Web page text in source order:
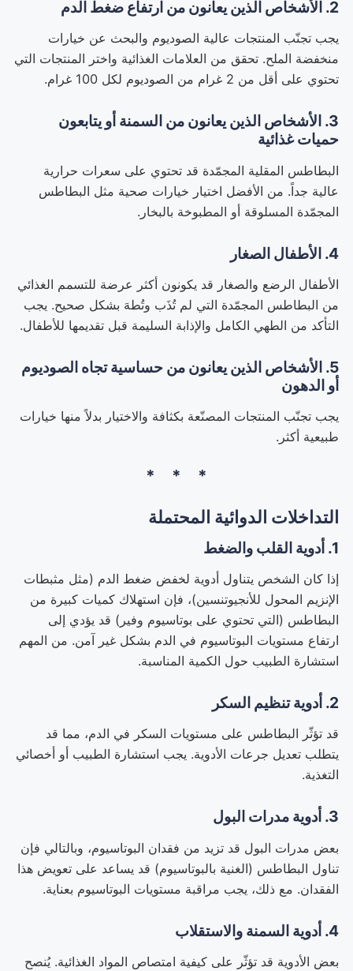
2. الأشخاص الذين يعانون من ارتفاع ضغط الدم
يجب تجنّب المنتجات عالية الصوديوم والبحث عن خيارات
منخفضة الملح. تحقق من العلامات الغذائية واختر المنتجات التي
تحتوي على أقل من 2 غرام من الصوديوم لكل 100 غرام.
3. الأشخاص الذين يعانون من السمنة أو يتابعون
حميات غذائية
البطاطس المقلية المجمّدة قد تحتوي على سعرات حرارية
عالية جداً. من الأفضل اختيار خيارات صحية مثل البطاطس
المجمّدة المسلوقة أو المطبوخة بالبخار.
4. الأطفال الصغار
الأطفال الرضع والصغار قد يكونون أكثر عرضة للتسمم الغذائي
من البطاطس المجمّدة التي لم تُذَب وتُطهَ بشكل صحيح. يجب
التأكد من الطهي الكامل والإذابة السليمة قبل تقديمها للأطفال.
5. الأشخاص الذين يعانون من حساسية تجاه الصوديوم
أو الدهون
يجب تجنّب المنتجات المصنّعة بكثافة والاختيار بدلاً منها خيارات
طبيعية أكثر.
التداخلات الدوائية المحتملة
1. أدوية القلب والضغط
إذا كان الشخص يتناول أدوية لخفض ضغط الدم (مثل مثبطات
الإنزيم المحول للأنجيوتنسين)، فإن استهلاك كميات كبيرة من
البطاطس (التي تحتوي على بوتاسيوم وفير) قد يؤدي إلى
ارتفاع مستويات البوتاسيوم في الدم بشكل غير آمن. من المهم
استشارة الطبيب حول الكمية المناسبة.
2. أدوية تنظيم السكر
قد تؤثّر البطاطس على مستويات السكر في الدم، مما قد
يتطلب تعديل جرعات الأدوية. يجب استشارة الطبيب أو أخصائي
التغذية.
3. أدوية مدرات البول
بعض مدرات البول قد تزيد من فقدان البوتاسيوم، وبالتالي فإن
تناول البطاطس (الغنية بالبوتاسيوم) قد يساعد على تعويض هذا
الفقدان. مع ذلك، يجب مراقبة مستويات البوتاسيوم بعناية.
4. أدوية السمنة والاستقلاب
بعض الأدوية قد تؤثّر على كيفية امتصاص المواد الغذائية. يُنصح